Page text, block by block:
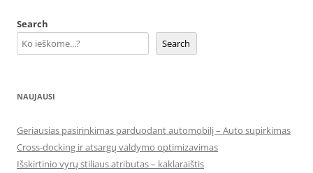
Search
Search
NAUJAUSI
Geriausias pasirinkimas parduodant automobilį – Auto supirkimas
Cross-docking ir atsargų valdymo optimizavimas
Išskirtinio vyrų stiliaus atributas – kaklaraištis